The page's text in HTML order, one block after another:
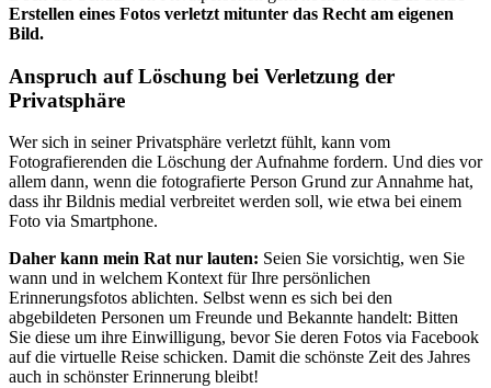
Erstellen eines Fotos verletzt mitunter das Recht am eigenen
Bild.
Anspruch auf Löschung bei Verletzung der
Privatsphäre
Wer sich in seiner Privatsphäre verletzt fühlt, kann vom
Fotografierenden die Löschung der Aufnahme fordern. Und dies vor
allem dann, wenn die fotografierte Person Grund zur Annahme hat,
dass ihr Bildnis medial verbreitet werden soll, wie etwa bei einem
Foto via Smartphone.
Daher kann mein Rat nur lauten: Seien Sie vorsichtig, wen Sie
wann und in welchem Kontext für Ihre persönlichen
Erinnerungsfotos ablichten. Selbst wenn es sich bei den
abgebildeten Personen um Freunde und Bekannte handelt: Bitten
Sie diese um ihre Einwilligung, bevor Sie deren Fotos via Facebook
auf die virtuelle Reise schicken. Damit die schönste Zeit des Jahres
auch in schönster Erinnerung bleibt!